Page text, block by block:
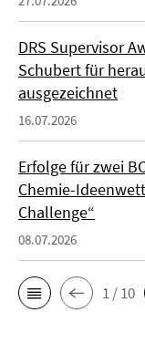
DRS Supervisor
Schubert für
ausgezeichnet
16.07.2026
Erfolge für zwei
Chemie-
Challenge“
08.07.2026
1 / 10